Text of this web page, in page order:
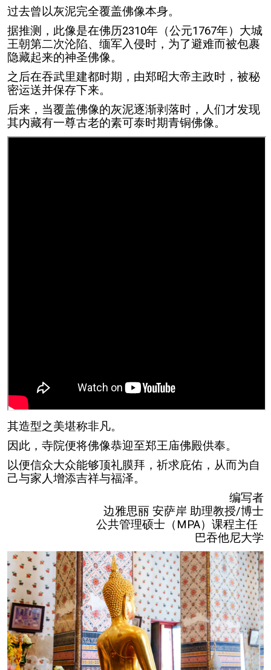
过去曾以灰泥完全覆盖佛像本身。
据推测，此像是在佛历2310年（公元1767年）大城
王朝第二次沦陷、缅军入侵时，为了避难而被包裹
隐藏起来的神圣佛像。
之后在吞武里建都时期，由郑昭大帝主政时，被秘
密运送并保存下来。
后来，当覆盖佛像的灰泥逐渐剥落时，人们才发现
其内藏有一尊古老的素可泰时期青铜佛像。
其造型之美堪称非凡。
因此，寺院便将佛像恭迎至郑王庙佛殿供奉。
以便信众大众能够顶礼膜拜，祈求庇佑，从而为自
己与家人增添吉祥与福泽。
编写者
边雅思丽 安萨岸 助理教授/博士
公共管理硕士（MPA）课程主任
巴吞他尼大学